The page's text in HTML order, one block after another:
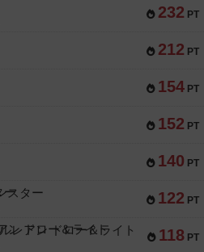
232 PT
212 PT
154 PT
152 PT
140 PT
122 PT
スター
118 PT
レアン ドロー＆ライト